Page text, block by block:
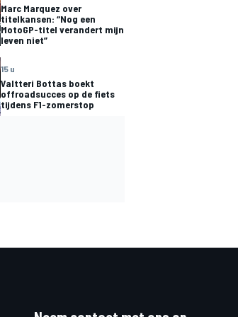
Marc Marquez over
titelkansen: “Nog een
MotoGP-titel verandert mijn
leven niet”
15 u
Valtteri Bottas boekt
offroadsucces op de fiets
tijdens F1-zomerstop